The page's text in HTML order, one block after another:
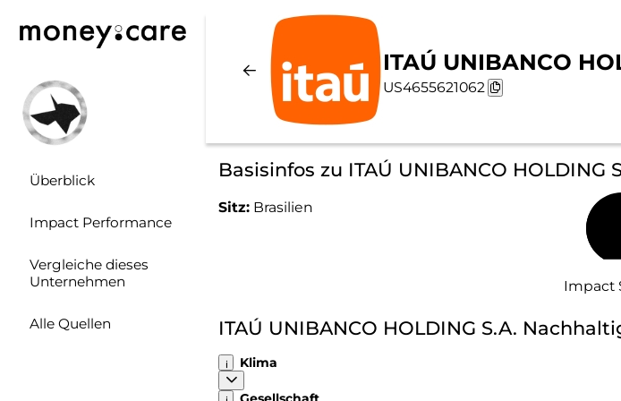
Überblick
Impact Performance
Vergleiche dieses
Unternehmen
Alle Quellen
ITAÚ UNIBANCO
US4655621062
Basisinfos zu ITAÚ UNIBANCO HOLDING
Sitz: Brasilien
Impact
ITAÚ UNIBANCO HOLDING S.A.
Klima